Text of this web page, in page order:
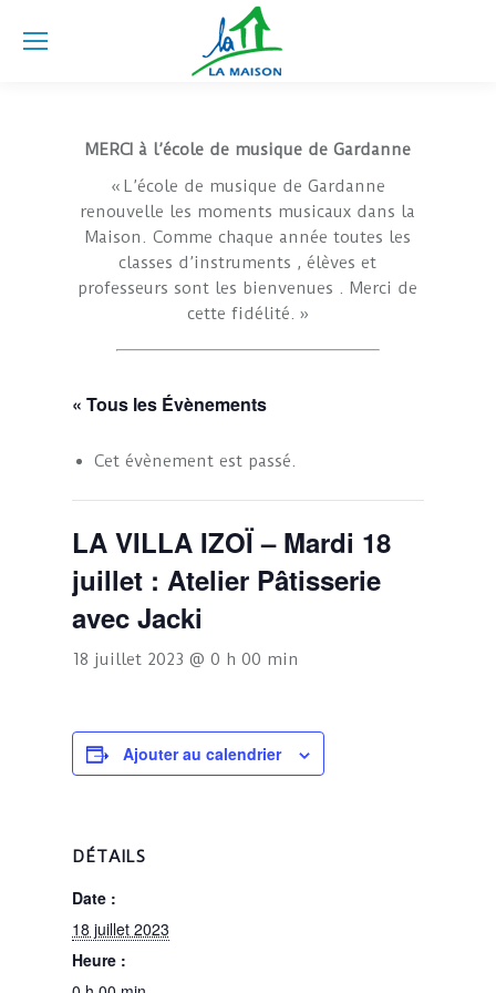
MERCI à l’école de musique de Gardanne
« L’école de musique de Gardanne
renouvelle les moments musicaux dans la
Maison. Comme chaque année toutes les
classes d’instruments , élèves et
professeurs sont les bienvenues . Merci de
cette fidélité. »
« Tous les Évènements
Cet évènement est passé.
LA VILLA IZOÏ – Mardi 18
juillet : Atelier Pâtisserie
avec Jacki
18 juillet 2023 @ 0 h 00 min
Ajouter au calendrier
DÉTAILS
Date :
18 juillet 2023
Heure :